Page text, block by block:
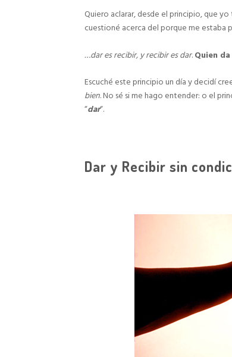
Quiero aclarar, desde el principio, que
cuestioné acerca del porque me estaba
…dar es recibir, y recibir es dar.Quien
Escuché este principio un día y decidí
bien. No sé si me hago entender: o el
“dar“.
Dar y Recibir sin